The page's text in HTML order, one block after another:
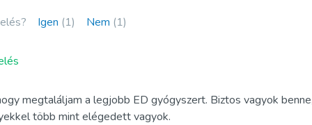
Aktív
Aktív
Igen (1) Nem (1)
megtaláljam a legjobb ED gyógyszert. Biztos vagyok
több mint elégedett vagyok.